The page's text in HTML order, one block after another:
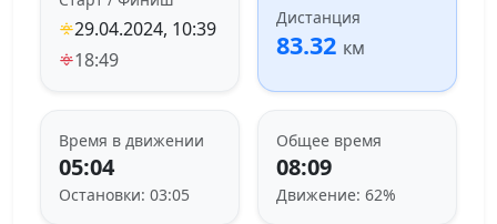
29.04.2024, 10:39
18:49
Дистанция
83.32 км
Время в движении
05:04
Остановки: 03:05
Общее время
08:09
Движение: 62%